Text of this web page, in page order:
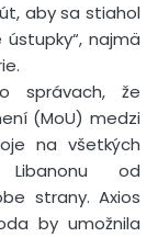
aby sa stiahol
najmä
správach, že
(MoU) medzi
na všetkých
Libanonu od
strany. Axios
by umožnila